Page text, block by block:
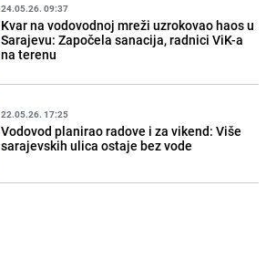
24.05.26. 09:37
Kvar na vodovodnoj mreži uzrokovao haos u
Sarajevu: Započela sanacija, radnici ViK-a
na terenu
22.05.26. 17:25
Vodovod planirao radove i za vikend: Više
sarajevskih ulica ostaje bez vode